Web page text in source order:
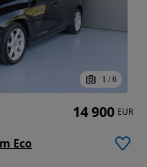
1 / 6
Eco
14 900 EUR